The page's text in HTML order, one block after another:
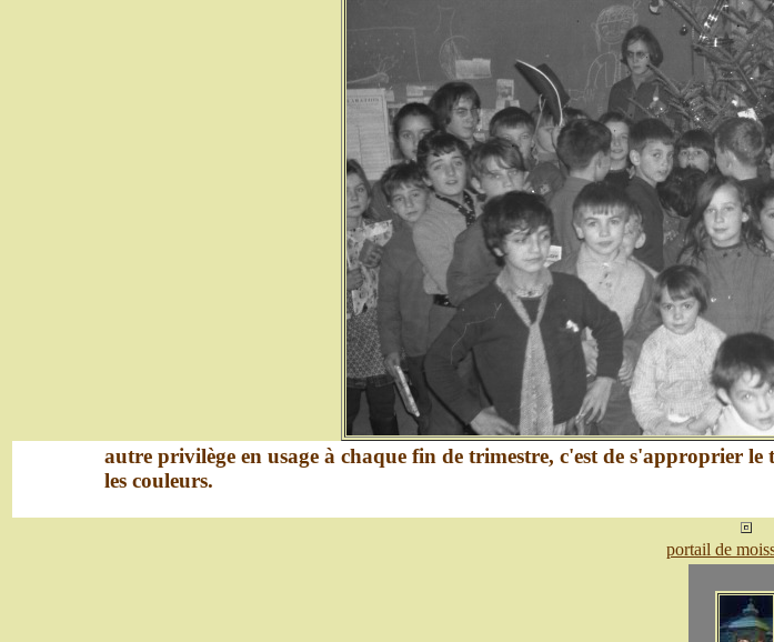
autre privilège en usage à chaque fin de trimestre, c'est de s'approprier
les couleurs.
portail de